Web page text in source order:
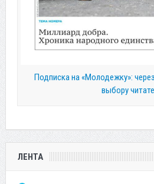
Подписка на «Молодежку»:
выбору
ЛЕНТА